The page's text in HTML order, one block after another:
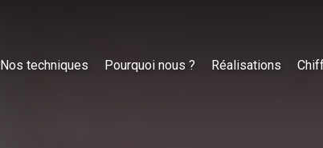
Nos techniques Pourquoi nous ? Réalisations